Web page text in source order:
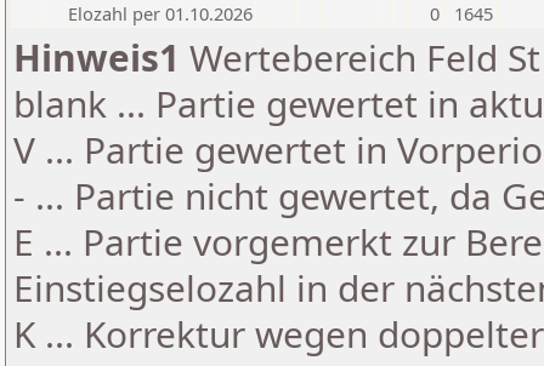
Elozahl per 01.10.2026
0 1645
Hinweis1 Wertebereich Feld
blank ... Partie gewertet in
V ... Partie gewertet in
- ... Partie nicht gewertet, da
E ... Partie vorgemerkt zur
Einstiegselozahl in der
K ... Korrektur wegen